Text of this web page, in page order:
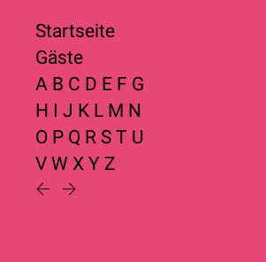
Startseite
Gäste
A B C D E F G
H I J K L M N
O P Q R S T U
V W X Y Z